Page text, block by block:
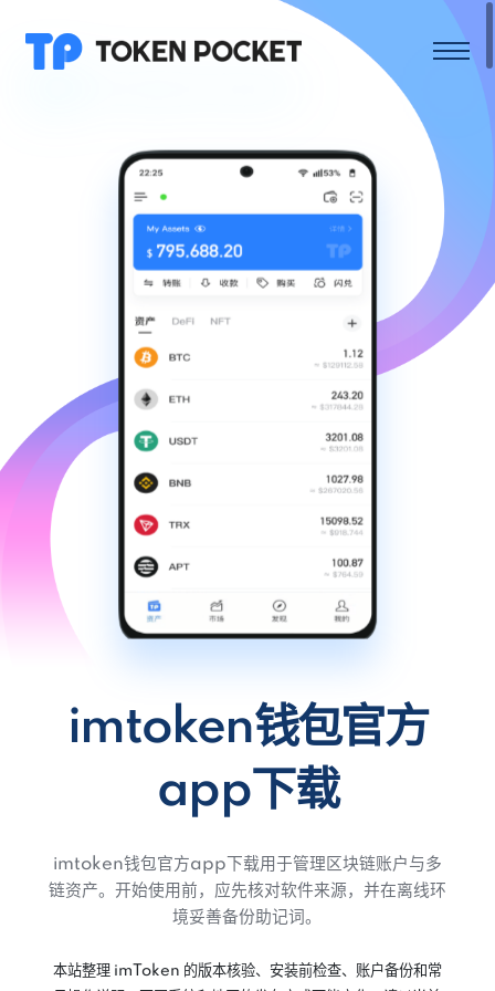
imtoken钱包官方
app下载
imtoken钱包官方app下载用于管理区块链账户与多
链资产。开始使用前，应先核对软件来源，并在离线环
境妥善备份助记词。
本站整理 imToken 的版本核验、安装前检查、账户备份和常